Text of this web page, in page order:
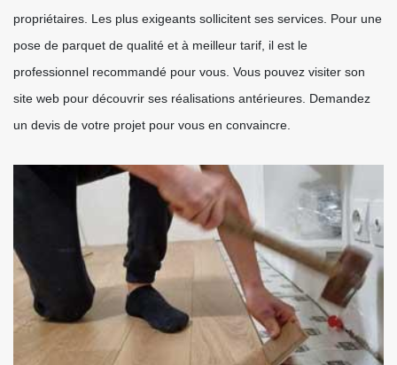
propriétaires. Les plus exigeants sollicitent ses services. Pour une
pose de parquet de qualité et à meilleur tarif, il est le
professionnel recommandé pour vous. Vous pouvez visiter son
site web pour découvrir ses réalisations antérieures. Demandez
un devis de votre projet pour vous en convaincre.